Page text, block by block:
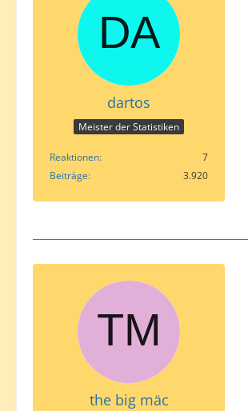
dartos
Meister der Statistiken
Reaktionen
7
Beiträge
3.920
the big mäc